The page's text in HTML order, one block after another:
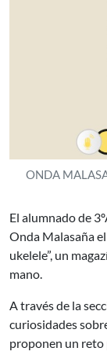
ONDA
El alumnado de
Onda Malasaña
ukelele”, un
mano.
A través de la
curiosidades
proponen un reto